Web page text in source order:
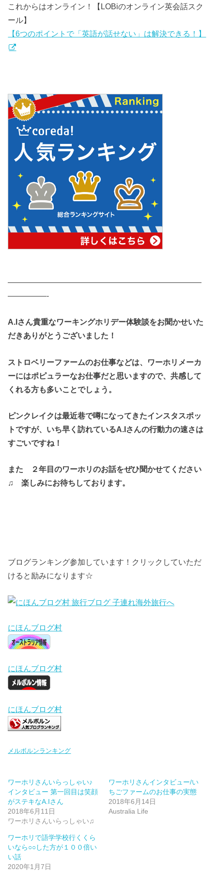
これからはオンライン！【LOBiのオンライン英会話スク
ール】
【6つのポイントで「英語が話せない」は解決できる！】
—————————————————————————
—————-
A.Iさん貴重なワーキングホリデー体験談をお聞かせいた
だきありがとうございました！
ストロベリーファームのお仕事などは、ワーホリメーカ
ーにはポピュラーなお仕事だと思いますので、共感して
くれる方も多いことでしょう。
ピンクレイクは最近巷で噂になってきたインスタスポッ
トですが、いち早く訪れているA.Iさんの行動力の速さは
すごいですね！
また ２年目のワーホリのお話をぜひ聞かせてください
♫楽しみにお待ちしております。
ブログランキング参加しています！クリックしていただ
けると励みになります☆
にほんブログ村
にほんブログ村
にほんブログ村
メルボルンランキング
ワーホリさんいらっしゃい♪
インタビュー 第一回目は笑顔
がステキなA.Iさん
2018年6月11日
ワーホリさんいらっしゃい♫
ワーホリさんインタビュー/い
ちごファームのお仕事の実態
2018年6月14日
Australia Life
ワーホリで語学学校行くくら
いなら○○した方が１００倍い
い話
2020年1月7日